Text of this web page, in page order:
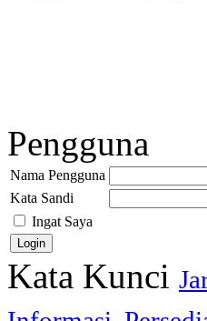
Pengguna
Nama Pengguna
Kata Sandi
Ingat Saya
Kata Kunci